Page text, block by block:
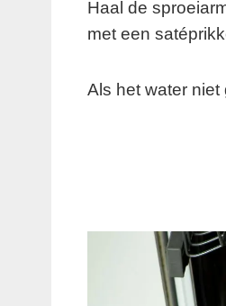
Haal de
met een
Als het water